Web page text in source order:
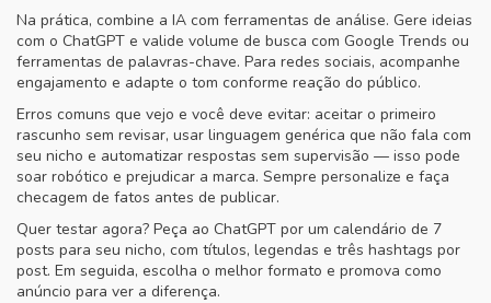
Na prática, combine a IA com ferramentas de análise. Gere ideias
com o ChatGPT e valide volume de busca com Google Trends ou
ferramentas de palavras-chave. Para redes sociais, acompanhe
engajamento e adapte o tom conforme reação do público.
Erros comuns que vejo e você deve evitar: aceitar o primeiro
rascunho sem revisar, usar linguagem genérica que não fala com
seu nicho e automatizar respostas sem supervisão — isso pode
soar robótico e prejudicar a marca. Sempre personalize e faça
checagem de fatos antes de publicar.
Quer testar agora? Peça ao ChatGPT por um calendário de 7
posts para seu nicho, com títulos, legendas e três hashtags por
post. Em seguida, escolha o melhor formato e promova como
anúncio para ver a diferença.